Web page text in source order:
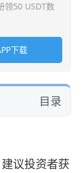
领50 USDT数
下载
目录
议投资者获